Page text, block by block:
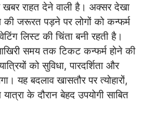
खबर राहत देने वाली है। अक्सर देखा
की जरूरत पड़ने पर लोगों को कन्फर्म
लिस्ट की चिंता बनी रहती है।
समय तक टिकट कन्फर्म होने की
को सुविधा, पारदर्शिता और
यह बदलाव खासतौर पर त्योहारों,
के दौरान बेहद उपयोगी साबित